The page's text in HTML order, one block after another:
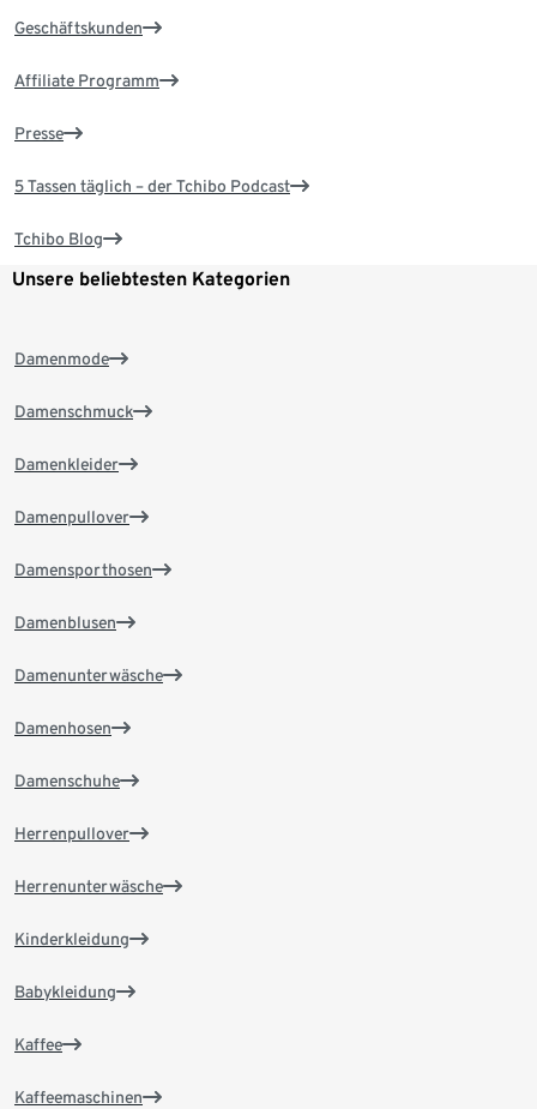
Geschäftskunden
Affiliate Programm
Presse
5 Tassen täglich – der Tchibo Podcast
Tchibo Blog
Unsere beliebtesten Kategorien
Damenmode
Damenschmuck
Damenkleider
Damenpullover
Damensporthosen
Damenblusen
Damenunterwäsche
Damenhosen
Damenschuhe
Herrenpullover
Herrenunterwäsche
Kinderkleidung
Babykleidung
Kaffee
Kaffeemaschinen